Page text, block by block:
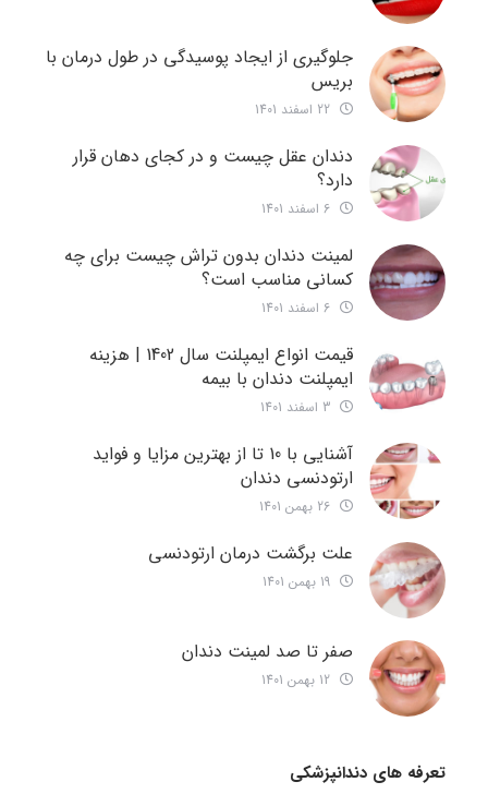
جلوگیری از ایجاد پوسیدگی در طول درمان با
بریس
دندان عقل چیست و در کجای دهان قرار
دارد؟
لمینت دندان بدون تراش چیست برای چه
کسانی مناسب است؟
قیمت انواع ایمپلنت سال 1402 | هزینه
ایمپلنت دندان با بیمه
آشنایی با 10 تا از بهترین مزایا و فواید
ارتودنسی دندان
علت برگشت درمان ارتودنسی
صفر تا صد لمینت دندان
تعرفه های دندانپزشکی